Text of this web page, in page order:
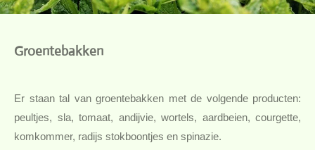
Groentebakken
Er staan tal van groentebakken met de volgende producten:
peultjes, sla, tomaat, andijvie, wortels, aardbeien, courgette,
komkommer, radijs stokboontjes en spinazie.